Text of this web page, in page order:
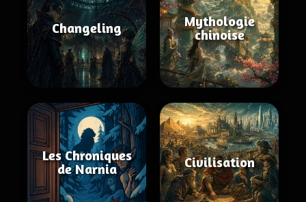
Changeling
Mythologie
chinoise
Les Chroniques
de Narnia
Civilisation